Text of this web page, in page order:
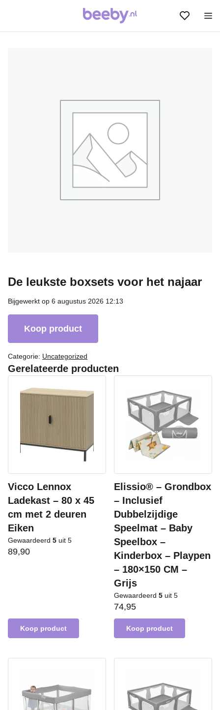
De leukste boxsets voor het najaar
Bijgewerkt op 6 augustus 2026 12:13
Koop product
Categorie: Uncategorized
Gerelateerde producten
Vicco Lennox
Ladekast – 80 x 45
cm met 2 deuren
Eiken
Gewaardeerd 5 uit 5
89,90
Koop product
Elissio® – Grondbox
– Inclusief
Dubbelzijdige
Speelmat – Baby
Speelbox –
Kinderbox – Playpen
– 180×150 CM –
Grijs
Gewaardeerd 5 uit 5
74,95
Koop product